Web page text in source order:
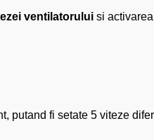
ventilatorului si activarea
putand fi setate 5 viteze